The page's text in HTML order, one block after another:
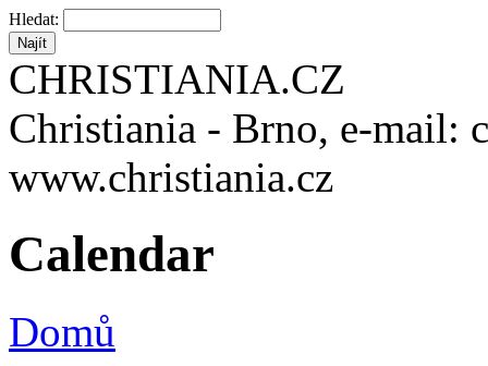
Hledat:
CHRISTIANIA.CZ
Christiania - Brno, e-mail:
www.christiania.cz
Calendar
Domů